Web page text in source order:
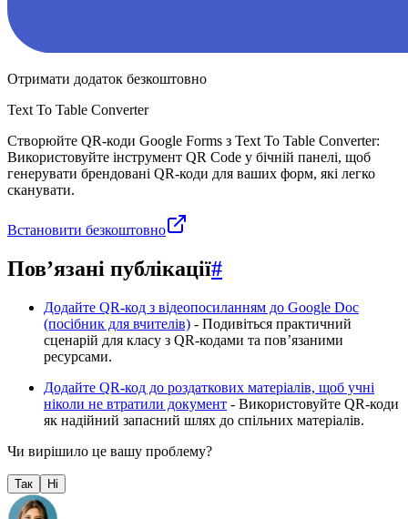
Отримати додаток безкоштовно
Text To Table Converter
Створюйте QR-коди Google Forms з Text To Table Converter:
Використовуйте інструмент QR Code у бічній панелі, щоб
генерувати брендовані QR-коди для ваших форм, які легко
сканувати.
Встановити безкоштовно
Пов’язані публікації#
Додайте QR-код з відеопосиланням до Google Doc
(посібник для вчителів) - Подивіться практичний
сценарій для класу з QR-кодами та пов’язаними
ресурсами.
Додайте QR-код до роздаткових матеріалів, щоб учні
ніколи не втратили документ - Використовуйте QR-коди
як надійний запасний шлях до спільних матеріалів.
Чи вирішило це вашу проблему?
Так Ні